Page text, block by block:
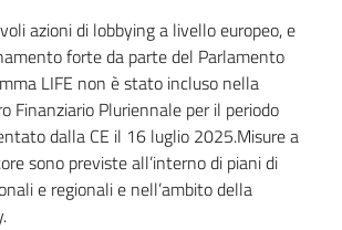
azioni di lobbying a livello europeo, e
forte da parte del Parlamento
LIFE non è stato incluso nella
Finanziario Pluriennale per il periodo
dalla CE il 16 luglio 2025.Misure a
sono previste all’interno di piani di
e regionali e nell’ambito della